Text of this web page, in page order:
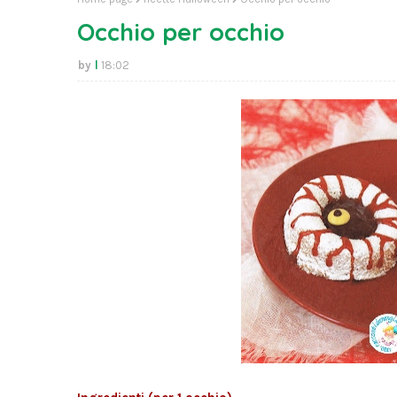
Occhio per occhio
18:02